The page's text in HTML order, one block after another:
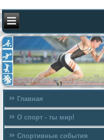
Главная
О спорт - ты мир!
Спортивные события